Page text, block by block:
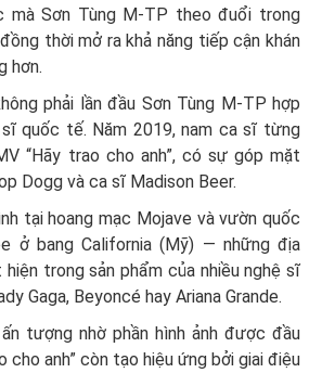
mà Sơn Tùng M-TP theo đuổi trong
thời mở ra khả năng tiếp cận khán
hơn.
phải lần đầu Sơn Tùng M-TP hợp
quốc tế. Năm 2019, nam ca sĩ từng
“Hãy trao cho anh”, có sự góp mặt
Dogg và ca sĩ Madison Beer.
tại hoang mạc Mojave và vườn quốc
ở bang California (Mỹ) — những địa
trong sản phẩm của nhiều nghệ sĩ
Gaga, Beyoncé hay Ariana Grande.
tượng nhờ phần hình ảnh được đầu
cho anh” còn tạo hiệu ứng bởi giai điệu